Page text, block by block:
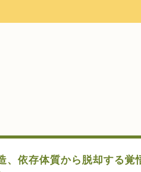
、依存体質から脱却する覚